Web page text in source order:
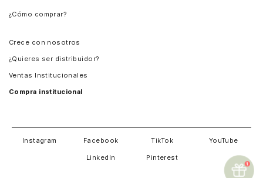
¿Cómo comprar?
Crece con nosotros
¿Quieres ser distribuidor?
Ventas Institucionales
Compra institucional
Instagram Facebook TikTok YouTube
LinkedIn Pinterest